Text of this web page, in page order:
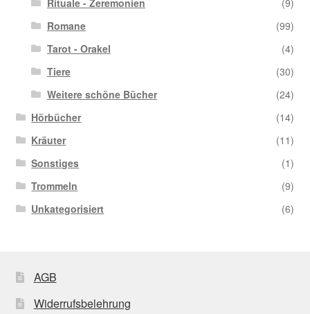
Rituale - Zeremonien
(9)
Romane
(99)
Tarot - Orakel
(4)
Tiere
(30)
Weitere schöne Bücher
(24)
Hörbücher
(14)
Kräuter
(11)
Sonstiges
(1)
Trommeln
(9)
Unkategorisiert
(6)
AGB
Widerrufsbelehrung